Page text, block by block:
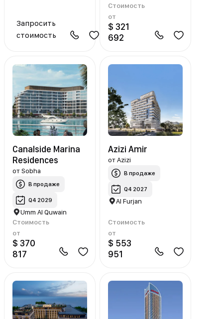
Запросить
стоимость
Стоимость
от
$ 321
692
Canalside Marina
Residences
отSobha
В продаже
Q4 2029
Umm Al Quwain
Стоимость
от
$ 370
817
Azizi Amir
отAzizi
В продаже
Q4 2027
Al Furjan
Стоимость
от
$ 553
951